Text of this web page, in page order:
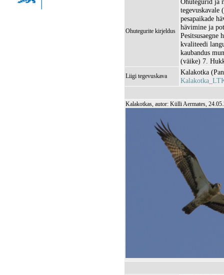
Ohutegurite kirjeldus
tegevuskavale
pesapaikade
hävimine ja
Pesitsusaegne
kvaliteedi
kaubandus
(väike) 7.
Liigi tegevuskava
Kalakotka
Kalakotkas, autor: Külli Aermates,